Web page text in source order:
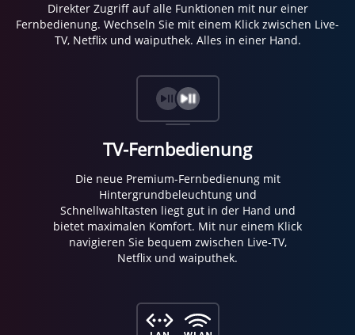
Direkter Zugriff auf alle Funktionen mit nur einer
Fernbedienung. Wechseln Sie mit einem Klick zwischen Live-
TV, Netflix und waiputhek. Alles in einer Hand.
TV-Fernbedienung
Die neue Premium-Fernbedienung mit
Hintergrundbeleuchtung und
Schnellwahltasten liegt gut in der Hand und
bietet maximalen Komfort. Mit nur einem Klick
navigieren Sie bequem zwischen Live-TV,
Netflix und waiputhek.